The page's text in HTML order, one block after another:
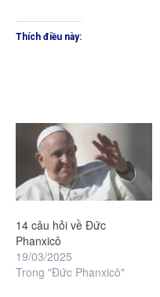
Thích điều này:
14 câu hỏi về Đức
Phanxicô
19/03/2025
Trong "Đức Phanxicô"